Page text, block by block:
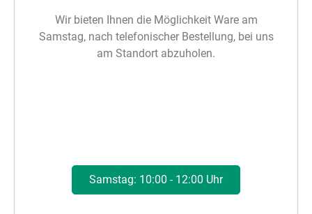
Wir bieten Ihnen die Möglichkeit Ware am
Samstag, nach telefonischer Bestellung, bei uns
am Standort abzuholen.
Samstag: 10:00 - 12:00 Uhr